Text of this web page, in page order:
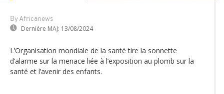
By Africanews
Dernière MAJ: 13/08/2024
L’Organisation mondiale de la santé tire la sonnette
d’alarme sur la menace liée à l’exposition au plomb sur la
santé et l’avenir des enfants.